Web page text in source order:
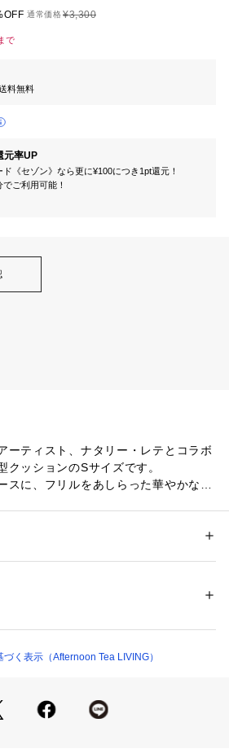
通常価格¥3,300
で
料無料
元率UP
《セゾン》なら更に¥100につき1pt還元！
ご利用可能！
ーティスト、ナタリー・レテとコラボ
クッションのSサイズです。
スに、フリルをあしらった華やかなデ
います。インテリアのアクセントとし
けます。
品は世界中で人気です。
、商品の品質表示タグをご覧ください
）
く表示（Afternoon Tea LIVING）